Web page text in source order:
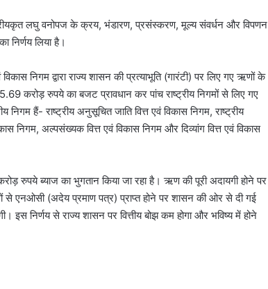
लघु वनोपज के क्रय, भंडारण, प्रसंस्करण, मूल्य संवर्धन और विपणन
लिया है।
निगम द्वारा राज्य शासन की प्रत्याभूति (गारंटी) पर लिए गए ऋणों के
करोड़ रुपये का बजट प्रावधान कर पांच राष्ट्रीय निगमों से लिए गए
हैं- राष्ट्रीय अनुसूचित जाति वित्त एवं विकास निगम, राष्ट्रीय
निगम, अल्पसंख्यक वित्त एवं विकास निगम और दिव्यांग वित्त एवं विकास
रुपये ब्याज का भुगतान किया जा रहा है। ऋण की पूरी अदायगी होने पर
से एनओसी (अदेय प्रमाण पत्र) प्राप्त होने पर शासन की ओर से दी गई
इस निर्णय से राज्य शासन पर वित्तीय बोझ कम होगा और भविष्य में होने